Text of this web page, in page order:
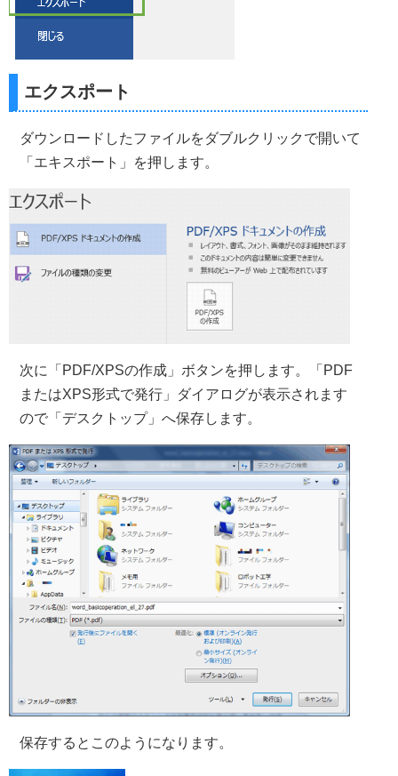
エクスポート
ダウンロードしたファイルをダブルクリックで開いて
「エキスポート」を押します。
次に「PDF/XPSの作成」ボタンを押します。「PDF
またはXPS形式で発行」ダイアログが表示されます
ので「デスクトップ」へ保存します。
保存するとこのようになります。